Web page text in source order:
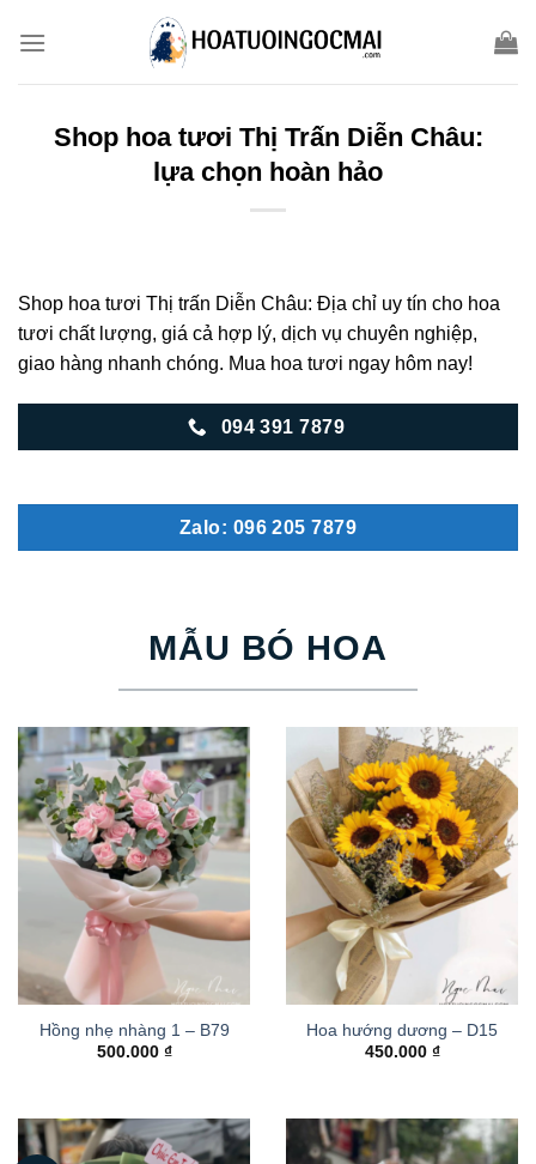
Shop hoa tươi Thị Trấn Diễn Châu:
lựa chọn hoàn hảo
Shop hoa tươi Thị trấn Diễn Châu: Địa chỉ uy tín cho hoa
tươi chất lượng, giá cả hợp lý, dịch vụ chuyên nghiệp,
giao hàng nhanh chóng. Mua hoa tươi ngay hôm nay!
094 391 7879
Zalo: 096 205 7879
MẪU BÓ HOA
Hồng nhẹ nhàng 1 – B79
500.000 ₫
Hoa hướng dương – D15
450.000 ₫